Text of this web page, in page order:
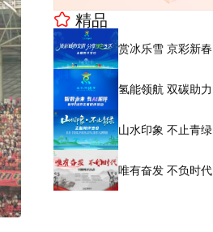
精品
赏冰乐雪 京彩新春
氢能领航 双碳助力
山水印象 不止青绿
唯有奋发 不负时代